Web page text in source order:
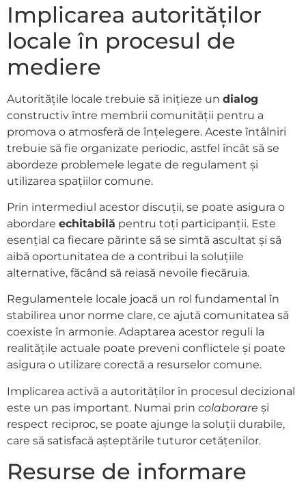
Implicarea autorităților
locale în procesul de
mediere
Autoritățile locale trebuie să inițieze un dialog
constructiv între membrii comunității pentru a
promova o atmosferă de înțelegere. Aceste întâlniri
trebuie să fie organizate periodic, astfel încât să se
abordeze problemele legate de regulament și
utilizarea spațiilor comune.
Prin intermediul acestor discuții, se poate asigura o
abordare echitabilă pentru toți participanții. Este
esențial ca fiecare părinte să se simtă ascultat și să
aibă oportunitatea de a contribui la soluțiile
alternative, făcând să reiasă nevoile fiecăruia.
Regulamentele locale joacă un rol fundamental în
stabilirea unor norme clare, ce ajută comunitatea să
coexiste în armonie. Adaptarea acestor reguli la
realitățile actuale poate preveni conflictele și poate
asigura o utilizare corectă a resurselor comune.
Implicarea activă a autorităților în procesul decizional
este un pas important. Numai prin colaborare și
respect reciproc, se poate ajunge la soluții durabile,
care să satisfacă așteptările tuturor cetățenilor.
Resurse de informare